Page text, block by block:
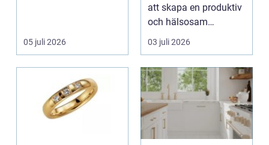
05 juli 2026
att skapa en produktiv
och hälsosam
arbetsmiljö. En...
03 juli 2026